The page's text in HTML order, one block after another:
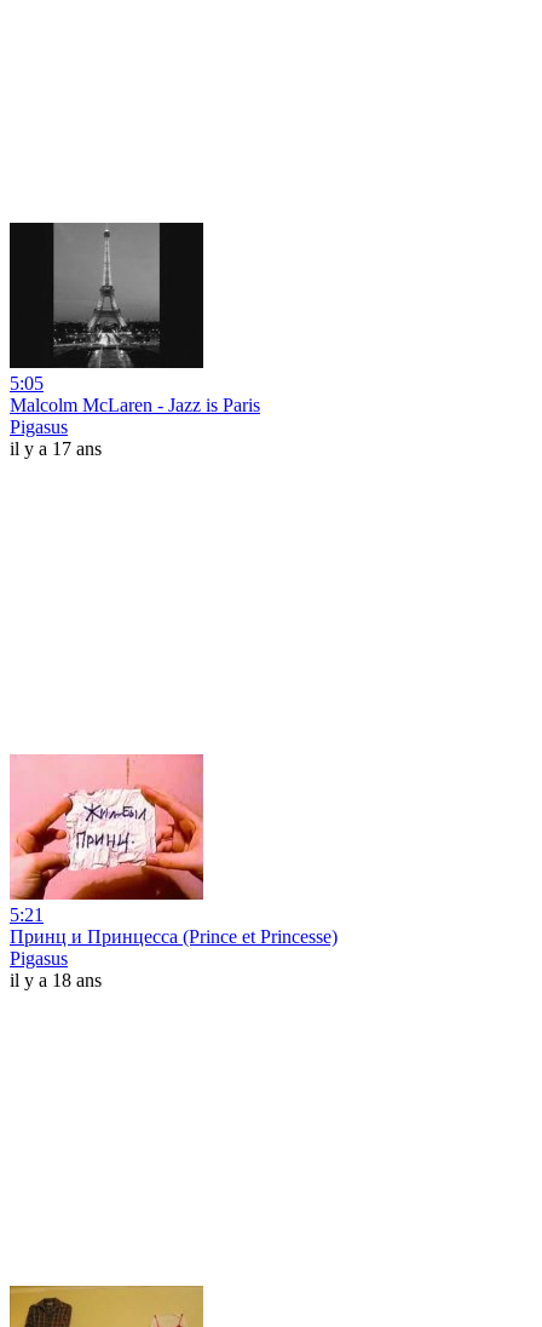
5:05
Malcolm McLaren - Jazz is Paris
Pigasus
il y a 17 ans
5:21
Принц и Принцесса (Prince et Princesse)
Pigasus
il y a 18 ans